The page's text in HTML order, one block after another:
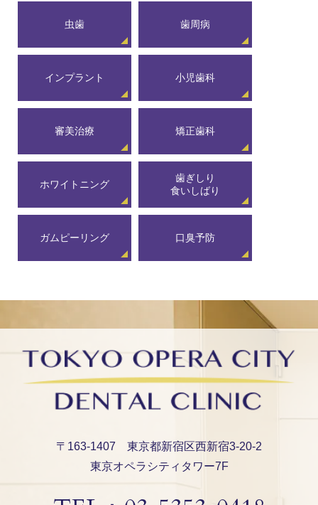
虫歯 歯周病
インプラント 小児歯科
審美治療 矯正歯科
ホワイトニング
歯ぎしり
食いしばり
ガムピーリング 口臭予防
〒163-1407 東京都新宿区西新宿3-20-2
東京オペラシティタワー7F